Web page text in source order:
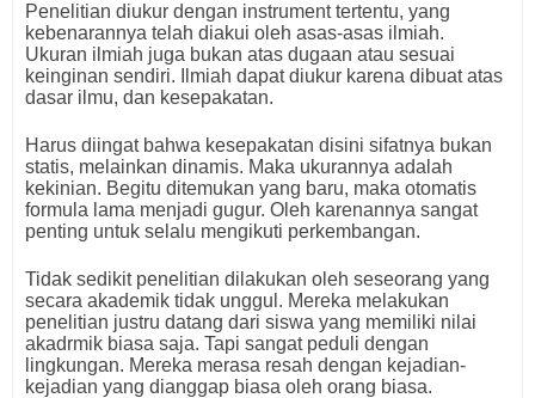
Penelitian diukur dengan instrument tertentu, yang
kebenarannya telah diakui oleh asas-asas ilmiah.
Ukuran ilmiah juga bukan atas dugaan atau sesuai
keinginan sendiri. Ilmiah dapat diukur karena dibuat atas
dasar ilmu, dan kesepakatan.
Harus diingat bahwa kesepakatan disini sifatnya bukan
statis, melainkan dinamis. Maka ukurannya adalah
kekinian. Begitu ditemukan yang baru, maka otomatis
formula lama menjadi gugur. Oleh karenannya sangat
penting untuk selalu mengikuti perkembangan.
Tidak sedikit penelitian dilakukan oleh seseorang yang
secara akademik tidak unggul. Mereka melakukan
penelitian justru datang dari siswa yang memiliki nilai
akadrmik biasa saja. Tapi sangat peduli dengan
lingkungan. Mereka merasa resah dengan kejadian-
kejadian yang dianggap biasa oleh orang biasa.